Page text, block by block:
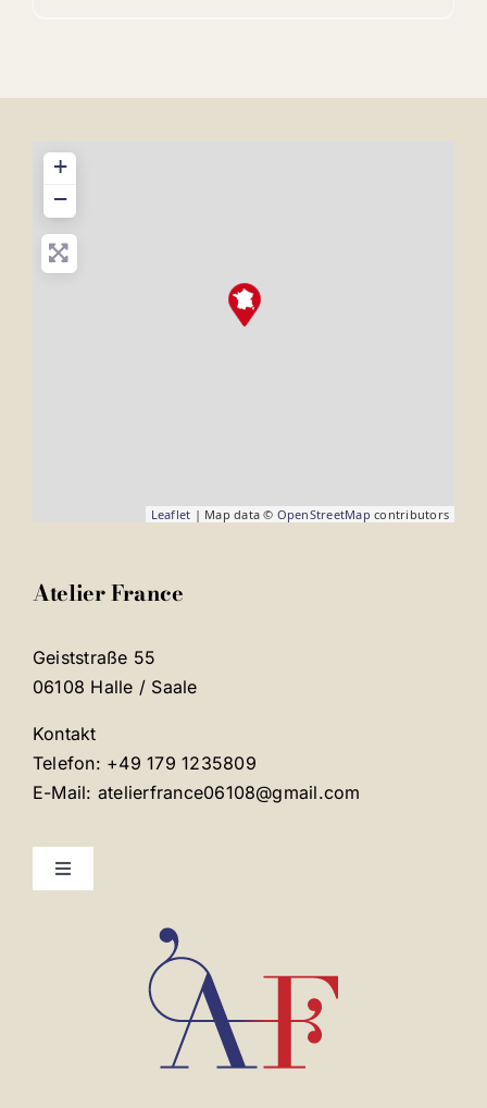
+
−
Leaflet | Map data © OpenStreetMap contributors
Atelier France
Geiststraße 55
06108 Halle / Saale
Kontakt
Telefon: +49 179 1235809
E-Mail: atelierfrance06108@gmail.com
Toggle
Mentions légales